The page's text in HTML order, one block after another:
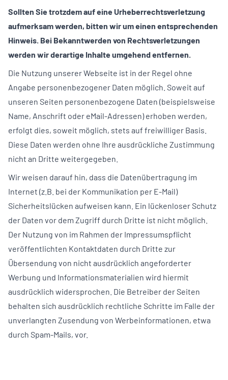
Sollten Sie trotzdem auf eine Urheberrechtsverletzung
aufmerksam werden, bitten wir um einen entsprechenden
Hinweis. Bei Bekanntwerden von Rechtsverletzungen
werden wir derartige Inhalte umgehend entfernen.
Die Nutzung unserer Webseite ist in der Regel ohne
Angabe personenbezogener Daten möglich. Soweit auf
unseren Seiten personenbezogene Daten (beispielsweise
Name, Anschrift oder eMail-Adressen) erhoben werden,
erfolgt dies, soweit möglich, stets auf freiwilliger Basis.
Diese Daten werden ohne Ihre ausdrückliche Zustimmung
nicht an Dritte weitergegeben.
Wir weisen darauf hin, dass die Datenübertragung im
Internet (z.B. bei der Kommunikation per E-Mail)
Sicherheitslücken aufweisen kann. Ein lückenloser Schutz
der Daten vor dem Zugriff durch Dritte ist nicht möglich.
Der Nutzung von im Rahmen der Impressumspflicht
veröffentlichten Kontaktdaten durch Dritte zur
Übersendung von nicht ausdrücklich angeforderter
Werbung und Informationsmaterialien wird hiermit
ausdrücklich widersprochen. Die Betreiber der Seiten
behalten sich ausdrücklich rechtliche Schritte im Falle der
unverlangten Zusendung von Werbeinformationen, etwa
durch Spam-Mails, vor.